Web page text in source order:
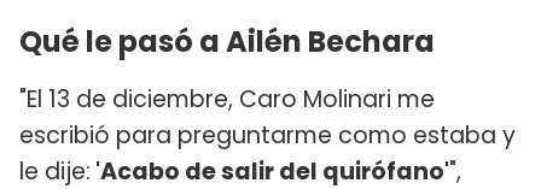
Qué le pasó a Ailén Bechara
"El 13 de diciembre, Caro Molinari me
escribió para preguntarme como estaba y
le dije: 'Acabo de salir del quirófano'",